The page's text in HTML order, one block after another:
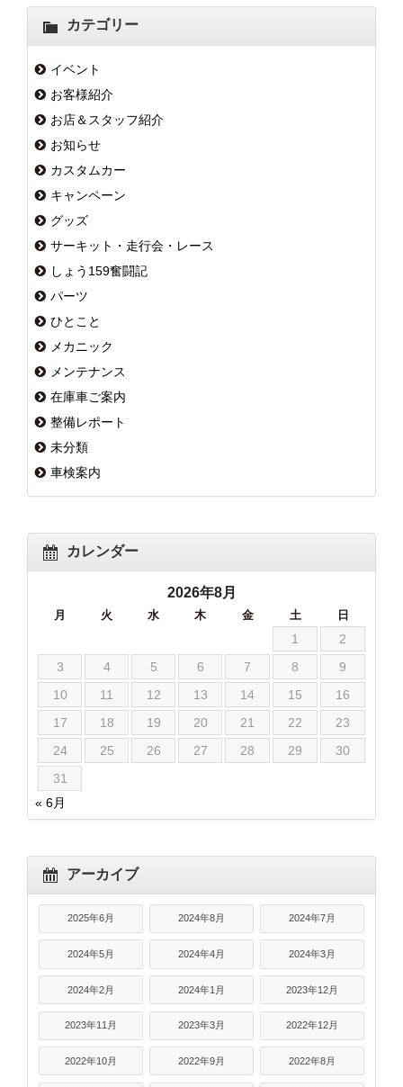
カテゴリー
イベント
お客様紹介
お店＆スタッフ紹介
お知らせ
カスタムカー
キャンペーン
グッズ
サーキット・走行会・レース
しょう159奮闘記
パーツ
ひとこと
メカニック
メンテナンス
在庫車ご案内
整備レポート
未分類
車検案内
カレンダー
2026年8月
月 火 水 木 金 土 日
1
2
3
4 5 6 7 8
9
10
11 12 13 14 15
16
17
18 19 20 21 22
23
24
25 26 27 28 29
30
31
« 6月
アーカイブ
2025年6月 2024年8月 2024年7月
2024年5月 2024年4月 2024年3月
2024年2月 2024年1月 2023年12月
2023年11月 2023年3月 2022年12月
2022年10月 2022年9月 2022年8月